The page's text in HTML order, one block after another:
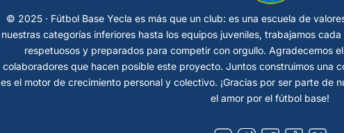
© 2025 · Fútbol Base Yecla es más que un club: es una escuela de
nuestras categorías inferiores hasta los equipos juveniles, trabajamos
respetuosos y preparados para competir con orgullo. Agradecemos
colaboradores que hacen posible este proyecto. Juntos construimos una
es el motor de crecimiento personal y colectivo. ¡Gracias por ser parte de
el amor por el fútbol base!